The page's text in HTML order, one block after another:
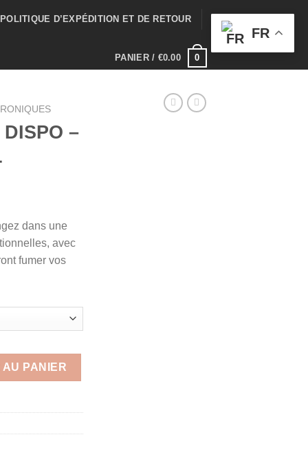
POLITIQUE D’EXPÉDITION ET DE RETOUR
PANIER / €0.00 0
–
:
dans une
avec
fumer vos
- EXCEPTIONNEL
PANIER
FR